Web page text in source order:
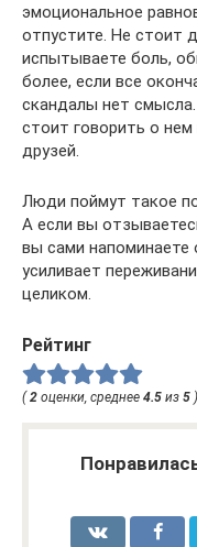
эмоциональное
отпустите. Не стоит
испытываете боль,
более, если все
скандалы нет
стоит говорить о
друзей.
Люди поймут такое
А если вы
вы сами напоминаете
усиливает
целиком.
Рейтинг
(2 оценки, среднее 4.5 из 5 )